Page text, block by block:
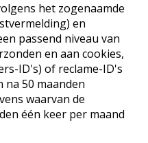
het zogenaamde
en
passend niveau van
en aan cookies,
ID's) of reclame-ID's
na 50 maanden
waarvan de
één keer per maand